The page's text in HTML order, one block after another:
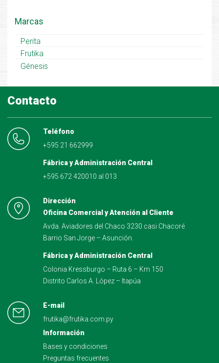
Marcas
Perita
Frutika
Génesis
Contacto
Teléfono
+595 21 662999
Fábrica y Administración Central
+595 672 420010 al 013
Dirección
Oficina Comercial y Atención al Cliente
Avda. Aviadores del Chaco 3230 casi Chacoré
Barrio San Jorge – Asunción.
Fábrica y Administración Central
Colonia Kressburgo – Ruta 6 – Km 150
Distrito Carlos A. López – Itapúa
E-mail
frutika@frutika.com.py
Información
Bases y condiciones
Preguntas frecuentes